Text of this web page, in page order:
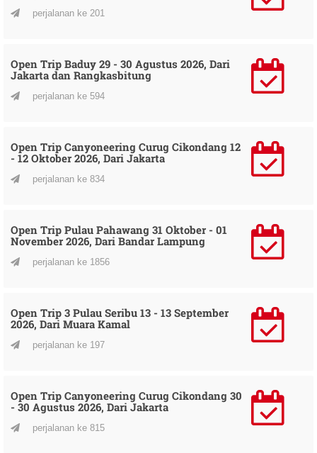
perjalanan ke 201
Open Trip Baduy 29 - 30 Agustus 2026, Dari
Jakarta dan Rangkasbitung
perjalanan ke 594
Open Trip Canyoneering Curug Cikondang 12
- 12 Oktober 2026, Dari Jakarta
perjalanan ke 834
Open Trip Pulau Pahawang 31 Oktober - 01
November 2026, Dari Bandar Lampung
perjalanan ke 1856
Open Trip 3 Pulau Seribu 13 - 13 September
2026, Dari Muara Kamal
perjalanan ke 197
Open Trip Canyoneering Curug Cikondang 30
- 30 Agustus 2026, Dari Jakarta
perjalanan ke 815